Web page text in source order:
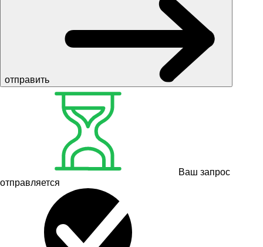
отправить
Ваш запрос
отправляется